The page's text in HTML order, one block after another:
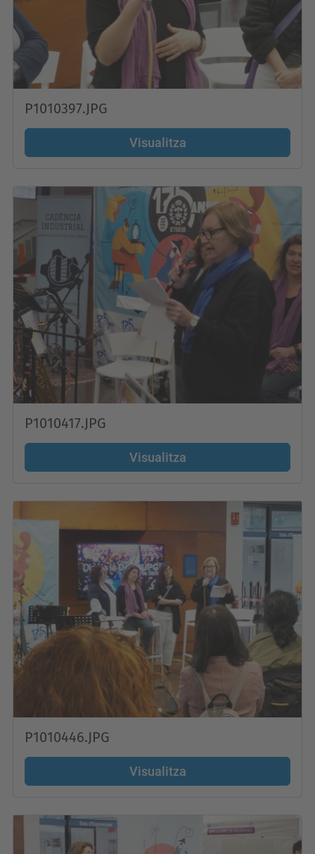
P1010397.JPG
Visualitza
P1010417.JPG
Visualitza
P1010446.JPG
Visualitza